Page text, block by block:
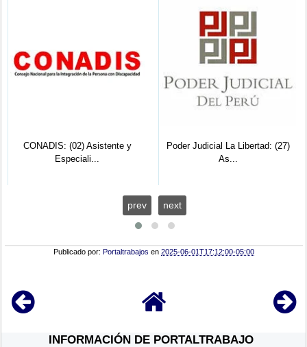
CONADIS: (02) Asistente y
Especiali...
Poder Judicial La Libertad: (27)
As...
prev next
Publicado por:Portaltrabajos en2025-06-01T17:12:00-05:00
INFORMACIÓN DE PORTALTRABAJO